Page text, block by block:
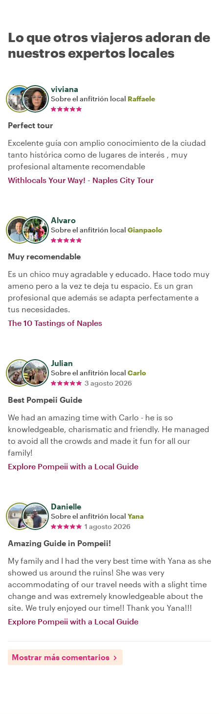
Lo que otros viajeros adoran de
nuestros expertos locales
viviana
Sobre el anfitrión local Raffaele
Perfect tour
Excelente guía con amplio conocimiento de la ciudad
tanto histórica como de lugares de interés , muy
profesional altamente recomendable
Withlocals Your Way! - Naples City Tour
Alvaro
Sobre el anfitrión local Gianpaolo
Muy recomendable
Es un chico muy agradable y educado. Hace todo muy
ameno pero a la vez te deja tu espacio. Es un gran
profesional que además se adapta perfectamente a
tus necesidades.
The 10 Tastings of Naples
Julian
Sobre el anfitrión local Carlo
3 agosto 2026
Best Pompeii Guide
We had an amazing time with Carlo - he is so
knowledgeable, charismatic and friendly. He managed
to avoid all the crowds and made it fun for all our
family!
Explore Pompeii with a Local Guide
Danielle
Sobre el anfitrión local Yana
1 agosto 2026
Amazing Guide in Pompeii!
My family and I had the very best time with Yana as she
showed us around the ruins! She was very
accommodating of our travel needs with a slight time
change and was extremely knowledgeable about the
site. We truly enjoyed our time!! Thank you Yana!!!
Explore Pompeii with a Local Guide
Mostrar más comentarios